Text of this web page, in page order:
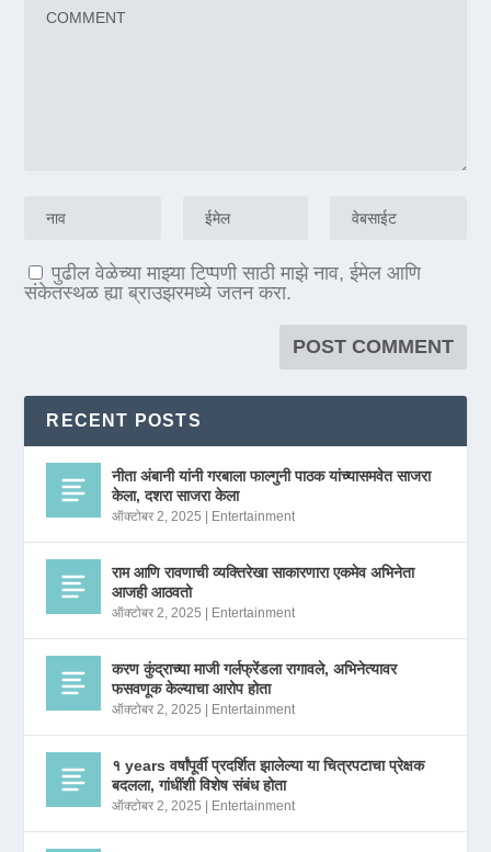
पुढील वेळेच्या माझ्या टिप्पणी साठी माझे नाव, ईमेल आणि
संकेतस्थळ ह्या ब्राउझरमध्ये जतन करा.
RECENT POSTS
नीता अंबानी यांनी गरबाला फाल्गुनी पाठक यांच्यासमवेत साजरा
केला, दशरा साजरा केला
ऑक्टोबर 2, 2025 Entertainment
राम आणि रावणाची व्यक्तिरेखा साकारणारा एकमेव अभिनेता
आजही आठवतो
ऑक्टोबर 2, 2025 Entertainment
करण कुंद्राच्या माजी गर्लफ्रेंडला रागावले, अभिनेत्यावर
फसवणूक केल्याचा आरोप होता
ऑक्टोबर 2, 2025 Entertainment
१ years वर्षांपूर्वी प्रदर्शित झालेल्या या चित्रपटाचा प्रेक्षक
बदलला, गांधींशी विशेष संबंध होता
ऑक्टोबर 2, 2025 Entertainment